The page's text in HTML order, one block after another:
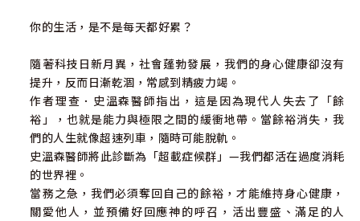
你的生活，是不是每天都好累？
隨著科技日新月異，社會蓬勃發展，我們的身心健康卻沒有
提升，反而日漸乾涸，常感到精疲力竭。
作者理查．史溫森醫師指出，這是因為現代人失去了「餘
裕」，也就是能力與極限之間的緩衝地帶。當餘裕消失，我
們的人生就像超速列車，隨時可能脫軌。
史溫森醫師將此診斷為「超載症候群」—我們都活在過度消耗
的世界裡。
當務之急，我們必須奪回自己的餘裕，才能維持身心健康，
關愛他人，並預備好回應神的呼召，活出豐盛、滿足的人